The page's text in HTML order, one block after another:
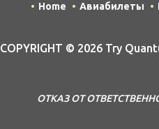
Home Авиабилеты
COPYRIGHT © 2026 Try
ОТКАЗ ОТ